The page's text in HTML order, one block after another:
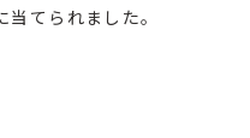
てられました。